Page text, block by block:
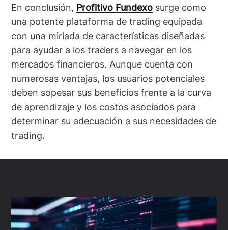
En conclusión, Profitivo Fundexo surge como
una potente plataforma de trading equipada
con una miríada de características diseñadas
para ayudar a los traders a navegar en los
mercados financieros. Aunque cuenta con
numerosas ventajas, los usuarios potenciales
deben sopesar sus beneficios frente a la curva
de aprendizaje y los costos asociados para
determinar su adecuación a sus necesidades de
trading.